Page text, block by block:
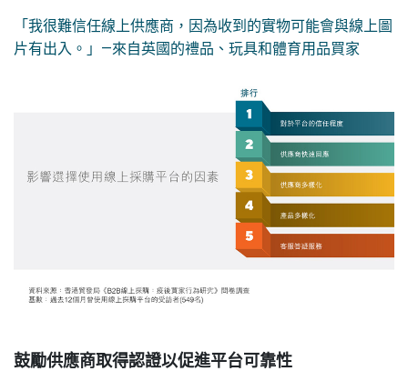
「我很難信任線上供應商，因為收到的實物可能會與線上圖
片有出入。」 —來自英國的禮品、玩具和體育用品買家
鼓勵供應商取得認證以促進平台可靠性